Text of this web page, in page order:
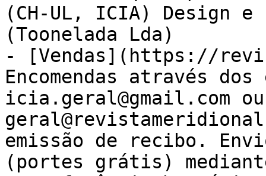
(CH-UL, ICIA) Design e
(Toonelada Lda)
- [Vendas](https://
Encomendas através
icia.geral@gmail.com ou
emissão de recibo.
(portes grátis)